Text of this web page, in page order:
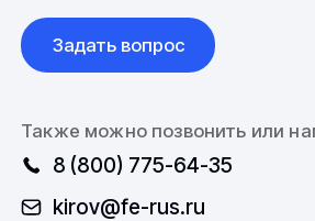
Задать вопрос
Также можно позвонить или
8 (800) 775-64-35
kirov@fe-rus.ru